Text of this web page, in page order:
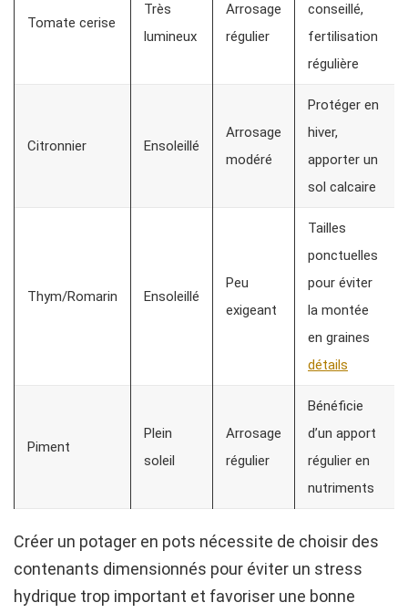
Tomate cerise
Très
lumineux
Arrosage
régulier
conseillé,
fertilisation
régulière
Citronnier Ensoleillé
Arrosage
modéré
Protéger en
hiver,
apporter un
sol calcaire
Thym/Romarin Ensoleillé
Peu
exigeant
Tailles
ponctuelles
pour éviter
la montée
en graines
détails
Piment
Plein
soleil
Arrosage
régulier
Bénéficie
d’un apport
régulier en
nutriments
Créer un potager en pots nécessite de choisir des
contenants dimensionnés pour éviter un stress
hydrique trop important et favoriser une bonne